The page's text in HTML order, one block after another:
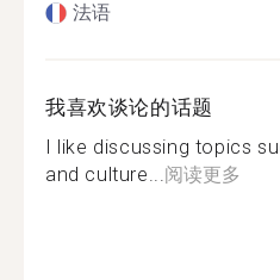
法语
我喜欢谈论的话题
I like discussing topics
and culture...阅读更多